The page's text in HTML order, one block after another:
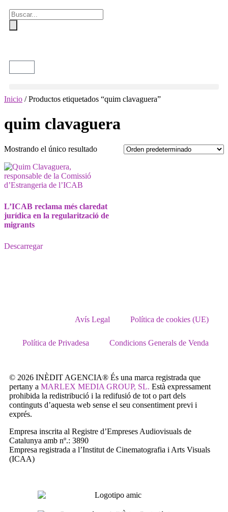
Inicio / Productos etiquetados “quim clavaguera”
quim clavaguera
Mostrando el único resultado
L’ICAB reclama més claredat
jurídica en la regularització de
migrants
Descarregar
Avís Legal Política de cookies (UE)
Política de Privadesa Condicions Generals de Venda
© 2026 INÈDIT AGENCIA® És una marca registrada que
pertany a MARLEX MEDIA GROUP, SL. Està expressament
prohibida la redistribució i la redifusió de tot o part dels
continguts d’aquesta web sense el seu consentiment previ i
exprés.
Empresa inscrita al Registre d’Empreses Audiovisuals de
Catalunya amb nº.: 3890
Empresa registrada a l’Institut de Cinematografia i Arts Visuals
(ICAA)